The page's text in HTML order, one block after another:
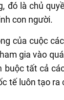
đó là chủ
con người.
của cuộc
gia vào
tất cả
tế luôn tạo